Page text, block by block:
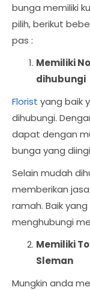
bunga memiliki
pilih, berikut
pas :
Memiliki
dihubungi
Florist yang baik
dihubungi.
dapat dengan
bunga yang
Selain mudah
memberikan
ramah. Baik
menghubungi
Memiliki
Sleman
Mungkin anda